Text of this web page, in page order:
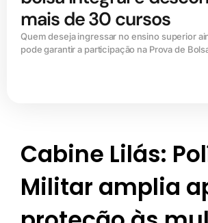
mais de 30 cursos
Quem deseja ingressar no ensino superior
pode garantir a participação na Prova de
Cabine Lilás:
Militar amplia